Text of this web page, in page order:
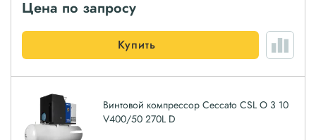
Цена по запросу
Купить
Винтовой компрессор Ceccato CSL O 3 10
V400/50 270L D